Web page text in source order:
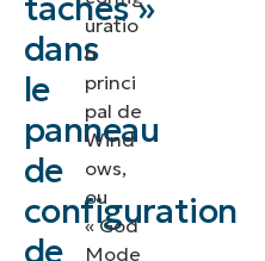
tâches »
dans
le
panneau
de
configuration
de
Toutes les
tâches –
alternatives
uratio
n
princi
pal de
Wind
ows,
ou
« God
Mode